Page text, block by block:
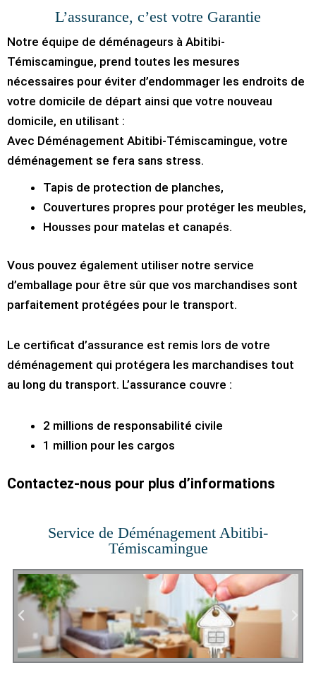
L’assurance, c’est votre Garantie
Notre équipe de déménageurs à Abitibi-
Témiscamingue, prend toutes les mesures
nécessaires pour éviter d’endommager les endroits de
votre domicile de départ ainsi que votre nouveau
domicile, en utilisant :
Avec Déménagement Abitibi-Témiscamingue, votre
déménagement se fera sans stress.
Tapis de protection de planches,
Couvertures propres pour protéger les meubles,
Housses pour matelas et canapés.
Vous pouvez également utiliser notre service
d’emballage pour être sûr que vos marchandises sont
parfaitement protégées pour le transport.
Le certificat d’assurance est remis lors de votre
déménagement qui protégera les marchandises tout
au long du transport. L’assurance couvre :
2 millions de responsabilité civile
1 million pour les cargos
Contactez-nous pour plus d’informations
Service de Déménagement Abitibi-
Témiscamingue